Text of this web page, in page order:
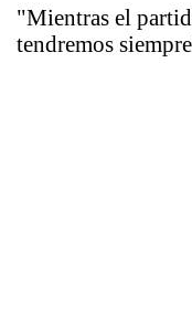
"Mientras el
tendremos